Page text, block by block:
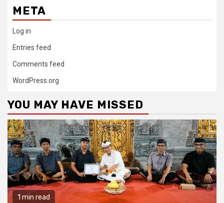
META
Log in
Entries feed
Comments feed
WordPress.org
YOU MAY HAVE MISSED
1 min read